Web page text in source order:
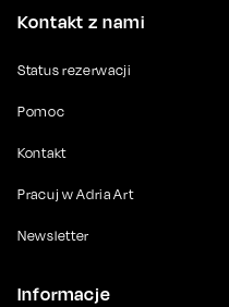
Kontakt z nami
Status rezerwacji
Pomoc
Kontakt
Pracuj w Adria Art
Newsletter
Informacje